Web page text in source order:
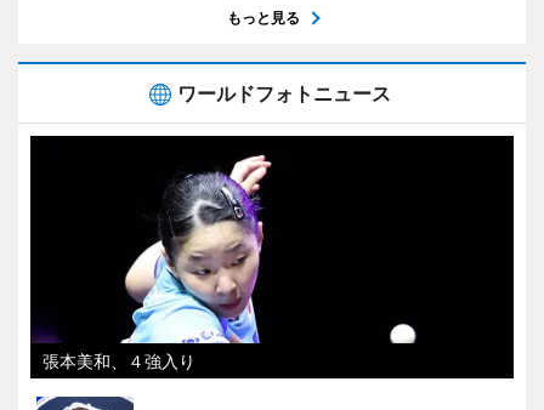
もっと見る
ワールドフォトニュース
張本美和、４強入り